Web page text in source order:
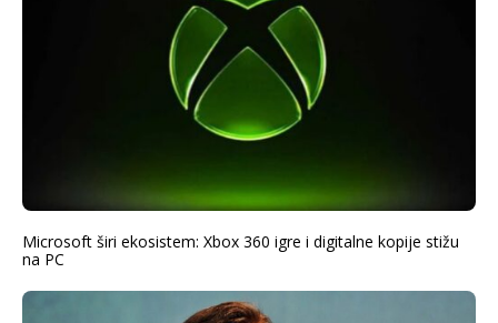
Microsoft širi ekosistem: Xbox 360 igre i digitalne kopije stižu
na PC